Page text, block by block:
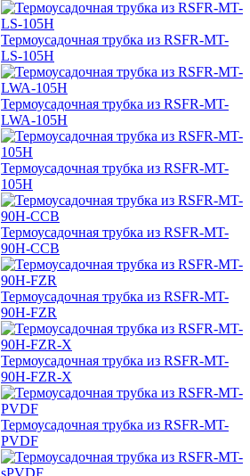
Термоусадочная трубка из RSFR-MT-
LS-105H
Термоусадочная трубка из RSFR-MT-
LWA-105H
Термоусадочная трубка из RSFR-MT-
105H
Термоусадочная трубка из RSFR-MT-
90H-CCB
Термоусадочная трубка из RSFR-MT-
90H-FZR
Термоусадочная трубка из RSFR-MT-
90H-FZR-X
Термоусадочная трубка из RSFR-MT-
PVDF